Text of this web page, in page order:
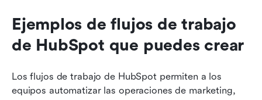
Ejemplos de flujos de trabajo
de HubSpot que puedes crear
Los flujos de trabajo de HubSpot permiten a los
equipos automatizar las operaciones de marketing,